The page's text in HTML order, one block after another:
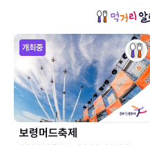
개최중
보령머드축제